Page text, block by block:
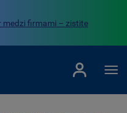
medzi firmami – zistite